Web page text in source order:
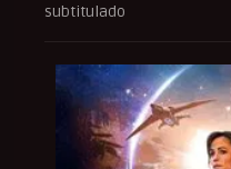
subtitulado